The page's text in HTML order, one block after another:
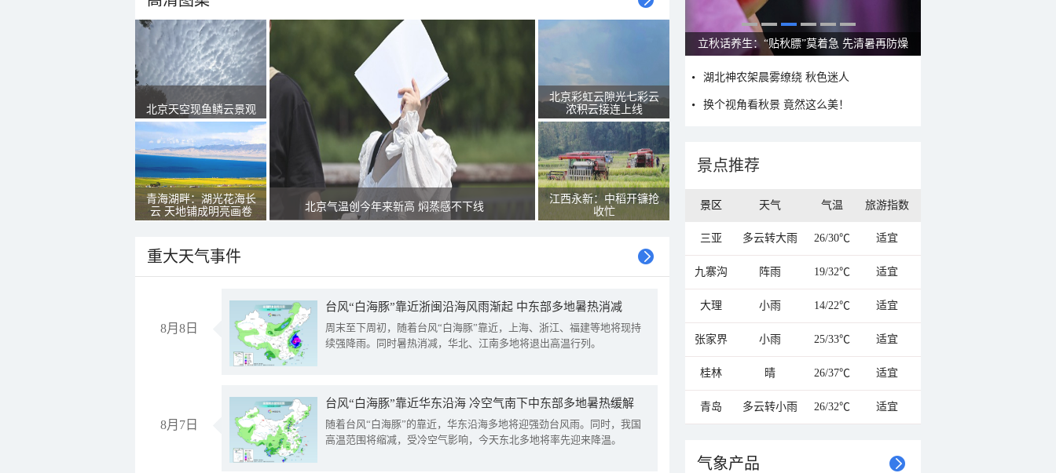
北京天空现鱼鳞云景观
青海湖畔：湖光花海长
云 天地铺成明亮画卷
北京气温创今年来新高 焖蒸感不下线
北京彩虹云隙光七彩云
浓积云接连上线
江西永新：中稻开镰抢
收忙
重大天气事件
8月8日
台风“白海豚”靠近浙闽沿海风雨渐起 中东部多地暑热消减
周末至下周初，随着台风“白海豚”靠近，上海、浙江、福建等地将现持
续强降雨。同时暑热消减，华北、江南多地将退出高温行列。
8月7日
台风“白海豚”靠近华东沿海 冷空气南下中东部多地暑热缓解
随着台风“白海豚”的靠近，华东沿海多地将迎强劲台风雨。同时，我国
高温范围将缩减，受冷空气影响，今天东北多地将率先迎来降温。
雨后峨眉沟壑尽显 金顶显真容
湖北神农架晨雾缭绕 秋色迷人
换个视角看秋景 竟然这么美！
景点推荐
景区 天气 气温 旅游指数
三亚 多云转大雨 26/30℃ 适宜
九寨沟 阵雨 19/32℃ 适宜
大理 小雨 14/22℃ 适宜
张家界 小雨 25/33℃ 适宜
桂林 晴 26/37℃ 适宜
青岛 多云转小雨 26/32℃ 适宜
气象产品